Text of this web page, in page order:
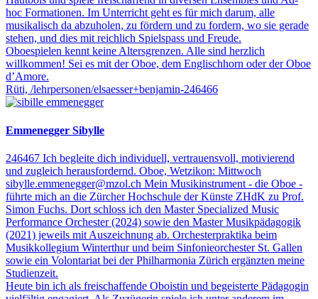
hoc Formationen. Im Unterricht geht es für mich darum, alle
musikalisch da abzuholen, zu fördern und zu fordern, wo sie gerade
stehen, und dies mit reichlich Spielspass und Freude.
Oboespielen kennt keine Altersgrenzen. Alle sind herzlich
willkommen! Sei es mit der Oboe, dem Englischhorn oder der Oboe
d’Amore.
Rüti, /lehrpersonen/elsaesser+benjamin-246466
Emmenegger Sibylle
246467 Ich begleite dich individuell, vertrauensvoll, motivierend
und zugleich herausfordernd. Oboe, Wetzikon: Mittwoch
sibylle.emmenegger@mzol.ch Mein Musikinstrument - die Oboe -
führte mich an die Zürcher Hochschule der Künste ZHdK zu Prof.
Simon Fuchs. Dort schloss ich den Master Specialized Music
Performance Orchester (2024) sowie den Master Musikpädagogik
(2021) jeweils mit Auszeichnung ab. Orchesterpraktika beim
Musikkollegium Winterthur und beim Sinfonieorchester St. Gallen
sowie ein Volontariat bei der Philharmonia Zürich ergänzten meine
Studienzeit.
Heute bin ich als freischaffende Oboistin und begeisterte Pädagogin